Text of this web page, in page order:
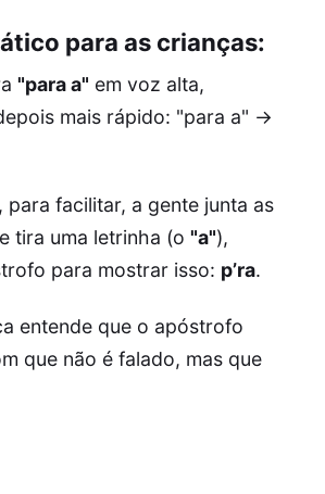
para as crianças:
"para a" em voz alta,
mais rápido: "para a" →
para facilitar, a gente junta as
tira uma letrinha (o "a"),
para mostrar isso: p’ra.
entende que o apóstrofo
que não é falado, mas que